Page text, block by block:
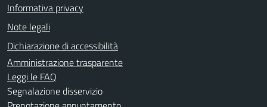
Informativa privacy
Note legali
Dichiarazione di accessibilità
Amministrazione trasparente
Leggi le FAQ
Segnalazione disservizio